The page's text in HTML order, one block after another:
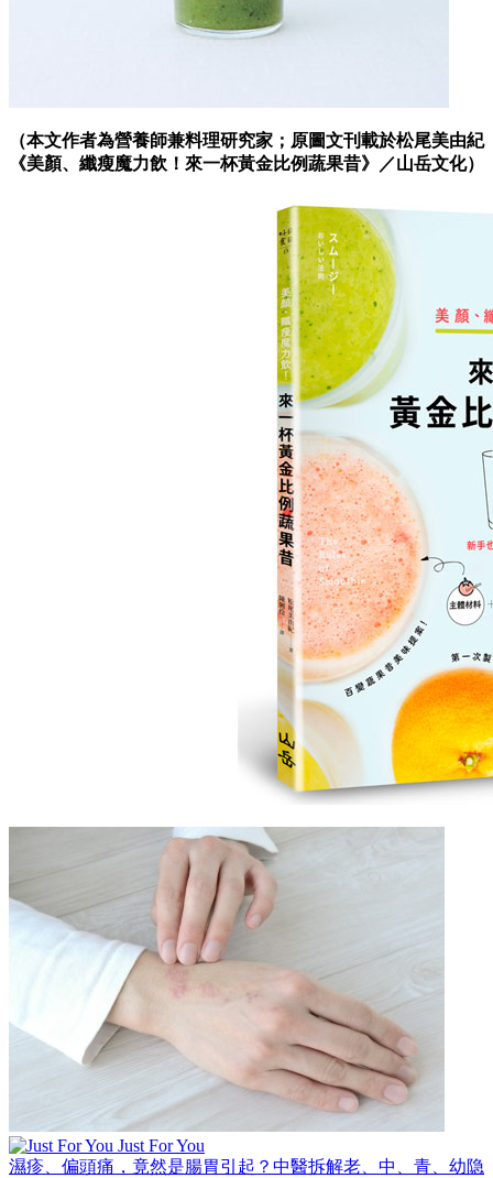
（本文作者為營養師兼料理研究家；原圖文刊載於松尾美由紀
《美顏、纖瘦魔力飲！來一杯黃金比例蔬果昔》／山岳文化）
Just For You
濕疹、偏頭痛，竟然是腸胃引起？中醫拆解老、中、青、幼隐